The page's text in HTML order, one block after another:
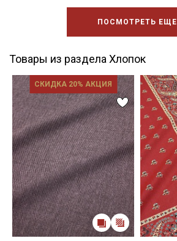
ПОСМОТРЕТЬ ЕЩЕ
Товары из раздела Хлопок
СКИДКА 20% АКЦИЯ